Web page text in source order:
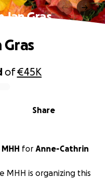
Jan Gras
of€45K
Share
Gras
for Anne-Cathrin
MHH is organizing this